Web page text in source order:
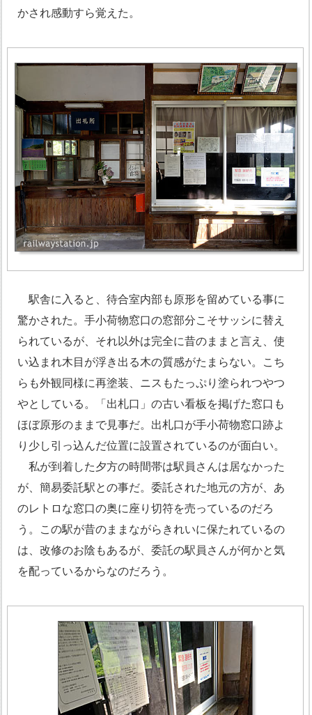
かされ感動すら覚えた。
駅舎に入ると、待合室内部も原形を留めている事に
驚かされた。手小荷物窓口の窓部分こそサッシに替え
られているが、それ以外は完全に昔のままと言え、使
い込まれ木目が浮き出る木の質感がたまらない。こち
らも外観同様に再塗装、ニスもたっぷり塗られつやつ
やとしている。「出札口」の古い看板を掲げた窓口も
ほぼ原形のままで見事だ。出札口が手小荷物窓口跡よ
り少し引っ込んだ位置に設置されているのが面白い。
私が到着した夕方の時間帯は駅員さんは居なかった
が、簡易委託駅との事だ。委託された地元の方が、あ
のレトロな窓口の奥に座り切符を売っているのだろ
う。この駅が昔のままながらきれいに保たれているの
は、改修のお陰もあるが、委託の駅員さんが何かと気
を配っているからなのだろう。